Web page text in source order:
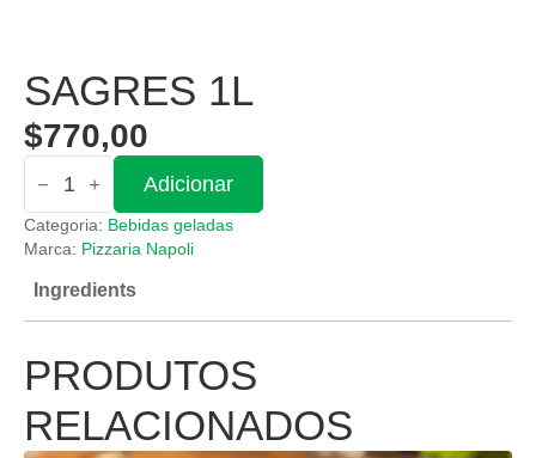
SAGRES 1L
$770,00
Quantidade
de
Sagres
1L
Adicionar
Categoria: Bebidas geladas
Marca: Pizzaria Napoli
Ingredients
PRODUTOS
RELACIONADOS